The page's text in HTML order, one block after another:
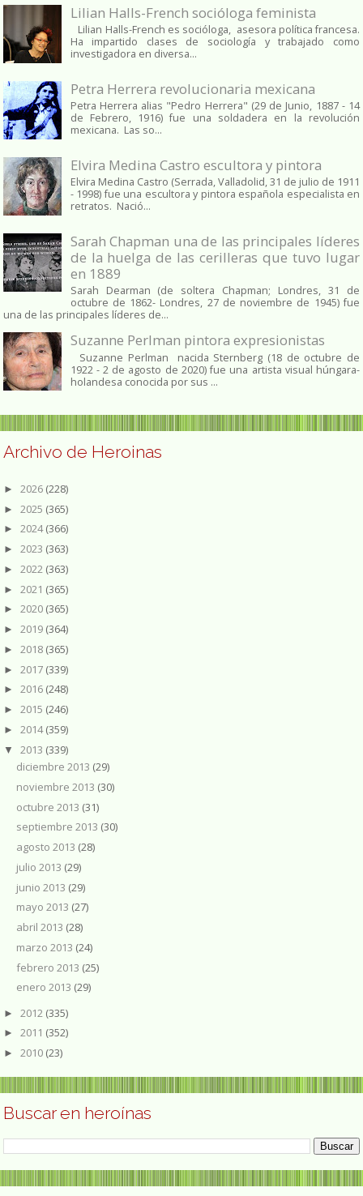
Lilian Halls-French socióloga feminista
Lilian Halls-French es socióloga, asesora política francesa.
Ha impartido clases de sociología y trabajado como
investigadora en diversa...
Petra Herrera revolucionaria mexicana
Petra Herrera alias "Pedro Herrera" (29 de Junio, 1887 - 14
de Febrero, 1916) fue una soldadera en la revolución
mexicana. Las so...
Elvira Medina Castro escultora y pintora
Elvira Medina Castro (Serrada, Valladolid, 31 de julio de 1911
- 1998) fue una escultora y pintora española especialista en
retratos. Nació...
Sarah Chapman una de las principales líderes
de la huelga de las cerilleras que tuvo lugar
en 1889
Sarah Dearman (de soltera Chapman; Londres, 31 de
octubre de 1862​- Londres, 27 de noviembre de 1945)​ fue
una de las principales líderes de...
Suzanne Perlman pintora expresionistas
Suzanne Perlman nacida Sternberg (18 de octubre de
1922 - 2 de agosto de 2020) fue una artista visual húngara-
holandesa conocida por sus ...
Archivo de Heroinas
► 2026 (228)
► 2025 (365)
► 2024(366)
► 2023 (363)
► 2022 (363)
► 2021 (365)
► 2020 (365)
► 2019 (364)
► 2018 (365)
► 2017 (339)
► 2016 (248)
► 2015 (246)
► 2014(359)
▼ 2013 (339)
diciembre 2013 (29)
noviembre 2013 (30)
octubre 2013 (31)
septiembre 2013 (30)
agosto 2013 (28)
julio 2013 (29)
junio 2013 (29)
mayo 2013 (27)
abril 2013 (28)
marzo 2013 (24)
febrero 2013 (25)
enero 2013 (29)
► 2012 (335)
► 2011 (352)
► 2010 (23)
Buscar en heroínas